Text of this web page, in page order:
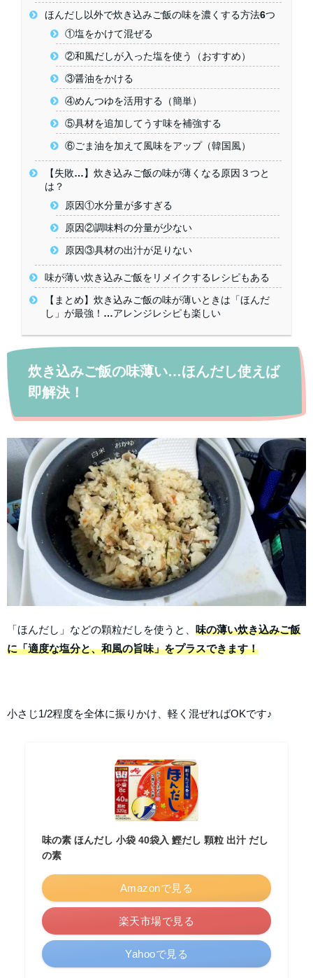
ほんだし以外で炊き込みご飯の味を濃くする方法6つ
①塩をかけて混ぜる
②和風だしが入った塩を使う（おすすめ）
③醤油をかける
④めんつゆを活用する（簡単）
⑤具材を追加してうす味を補強する
⑥ごま油を加えて風味をアップ（韓国風）
【失敗…】炊き込みご飯の味が薄くなる原因３つと
は？
原因①水分量が多すぎる
原因②調味料の分量が少ない
原因③具材の出汁が足りない
味が薄い炊き込みご飯をリメイクするレシピもある
【まとめ】炊き込みご飯の味が薄いときは「ほんだ
し」が最強！…アレンジレシピも楽しい
炊き込みご飯の味薄い…ほんだし使えば
即解決！
「ほんだし」などの顆粒だしを使うと、 味の薄い炊き込みご飯
に「適度な塩分と、和風の旨味」をプラスできます！
小さじ1/2程度を全体に振りかけ、軽く混ぜればOKです♪
味の素 ほんだし 小袋 40袋入 鰹だし 顆粒 出汁 だし
の素
Amazonで見る
楽天市場で見る
Yahooで見る